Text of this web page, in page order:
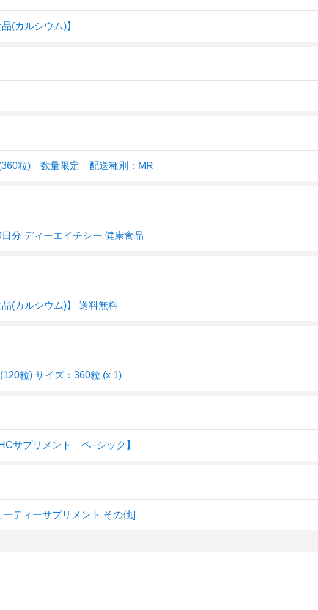
(カルシウム)】
(360粒) 数量限定 配送種別：MR
分 ディーエイチシー 健康食品
(カルシウム)】 送料無料
粒) サイズ：360粒 (x 1)
サプリメント ベ−シック】
ティーサプリメント その他]